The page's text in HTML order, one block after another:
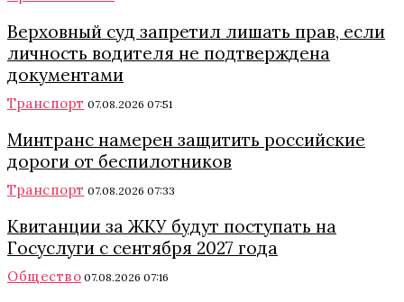
Верховный суд запретил лишать прав, если
личность водителя не подтверждена
документами
Транспорт 07.08.2026 07:51
Минтранс намерен защитить российские
дороги от беспилотников
Транспорт 07.08.2026 07:33
Квитанции за ЖКУ будут поступать на
Госуслуги с сентября 2027 года
Общество 07.08.2026 07:16